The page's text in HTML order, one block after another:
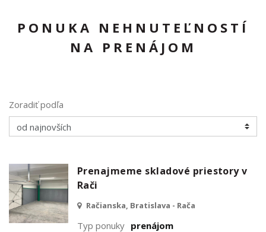
PONUKA NEHNUTEĽNOSTÍ
NA PRENÁJOM
Zoradiť podľa
Prenajmeme skladové priestory v
Rači
Račianska, Bratislava - Rača
Typ ponuky prenájom